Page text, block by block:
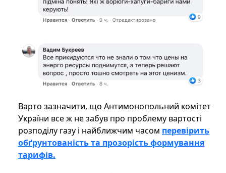
Варто зазначити, що Антимонопольний комітет
України все ж не забув про проблему вартості
розподілу газу і найближчим часом перевірить
обґрунтованість та прозорість формування
тарифів.